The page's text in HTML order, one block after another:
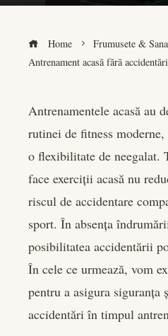
Home
Frumusete &
Antrenament acasă fără accidentări
Antrenamentele acasă au
rutinei de fitness
o flexibilitate de neegalat.
face exerciții acasă nu
riscul de accidentare
sport. În absența
posibilitatea accidentării
În cele ce urmează, vom
pentru a asigura siguranța
accidentări în timpul